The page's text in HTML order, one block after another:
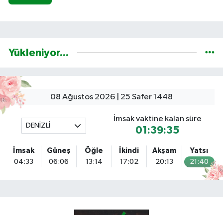
Yükleniyor...
08 Ağustos 2026 | 25 Safer 1448
DENİZLİ
İmsak vaktine kalan süre
01:39:35
İmsak
04:33
Güneş
06:06
Öğle
13:14
İkindi
17:02
Akşam
20:13
Yatsı
21:40